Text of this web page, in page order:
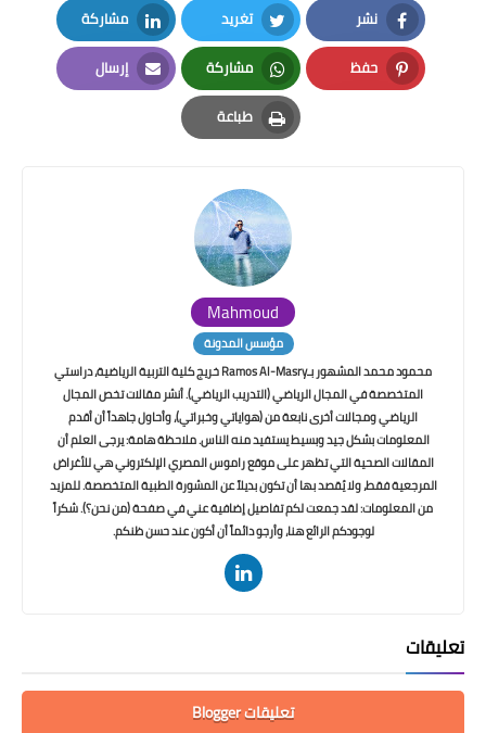
نشر
Facebook
تغريد
Twitter
مشاركة
LinkedIn
حفظ
Pinterest
مشاركة
Whatsapp
إرسال
Email
طباعة
Print
Mahmoud
مؤسس المدونة
محمود محمد المشهور بـRamos Al-Masry خريج كلية التربية الرياضية، دراستي
المتخصصة في المجال الرياضي (التدريب الرياضي). أنشر مقالات تخص المجال
الرياضي ومجالات أخرى نابعة من (هواياتي وخبراتي)، وأحاول جاهداً أن أقدم
المعلومات بشكل جيد وبسيط يستفيد منه الناس. ملاحظة هامة: يرجى العلم أن
المقالات الصحية التي تظهر على موقع راموس المصري الإلكتروني هي للأغراض
المرجعية فقط، ولا يُقصد بها أن تكون بديلاً عن المشورة الطبية المتخصصة. للمزيد
من المعلومات: لقد جمعت لكم تفاصيل إضافية عني في صفحة (من نحن؟). شكراً
لوجودكم الرائع هنا، وأرجو دائماً أن أكون عند حسن ظنكم.
تعليقات
تعليقات Blogger